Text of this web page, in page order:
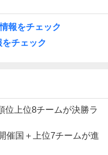
報をチェック
をチェック
位上位8チームが決勝ラ
催国＋上位7チームが進